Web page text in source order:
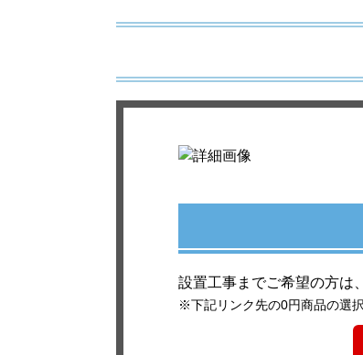
設置工事までご希望の方は、
※下記リンク先の0円商品の選